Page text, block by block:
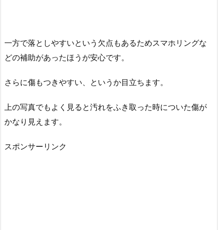
一方で落としやすいという欠点もあるためスマホリングな
どの補助があったほうが安心です。
さらに傷もつきやすい、というか目立ちます。
上の写真でもよく見ると汚れをふき取った時についた傷が
かなり見えます。
スポンサーリンク